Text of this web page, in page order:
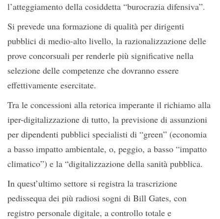
l’atteggiamento della cosiddetta “burocrazia difensiva”.
Si prevede una formazione di qualità per dirigenti
pubblici di medio-alto livello, la razionalizzazione delle
prove concorsuali per renderle più significative nella
selezione delle competenze che dovranno essere
effettivamente esercitate.
Tra le concessioni alla retorica imperante il richiamo alla
iper-digitalizzazione di tutto, la previsione di assunzioni
per dipendenti pubblici specialisti di “green” (economia
a basso impatto ambientale, o, peggio, a basso “impatto
climatico”) e la “digitalizzazione della sanità pubblica.
In quest’ultimo settore si registra la trascrizione
pedissequa dei più radiosi sogni di Bill Gates, con
registro personale digitale, a controllo totale e